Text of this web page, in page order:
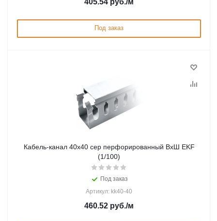
405.54 руб./м
Под заказ
Кабель-канал 40х40 сер перфорированный ВхШ EKF
(1/100)
Под заказ
Артикул: kk40-40
460.52 руб./м